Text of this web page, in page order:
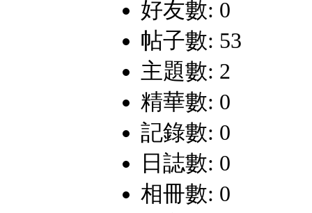
好友數: 0
帖子數: 53
主題數: 2
精華數: 0
記錄數: 0
日誌數: 0
相冊數: 0